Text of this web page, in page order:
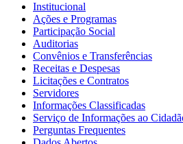
Institucional
Ações e Programas
Participação Social
Auditorias
Convênios e Transferências
Receitas e Despesas
Licitações e Contratos
Servidores
Informações Classificadas
Serviço de Informações ao
Perguntas Frequentes